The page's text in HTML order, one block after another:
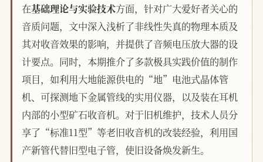
在基础理论与实验技术方面，针对广大爱好者关心的
音质问题，文中深入浅析了非线性失真的物理本质及
其对收音效果的影响，并提供了音频电压放大器的设
计要点。同时，本期推介了多款极具实践价值的制作
项目，如利用大地能源供电的“地”电池式晶体管
机、可探测地下金属管线的实用仪器，以及装在耳机
内部的小型矿石收音机。对于旧机维护，技术人员分
享了“标准11型”等老旧收音机的改装经验，利用国
产新管代替旧型电子管，使旧设备焕发新生。